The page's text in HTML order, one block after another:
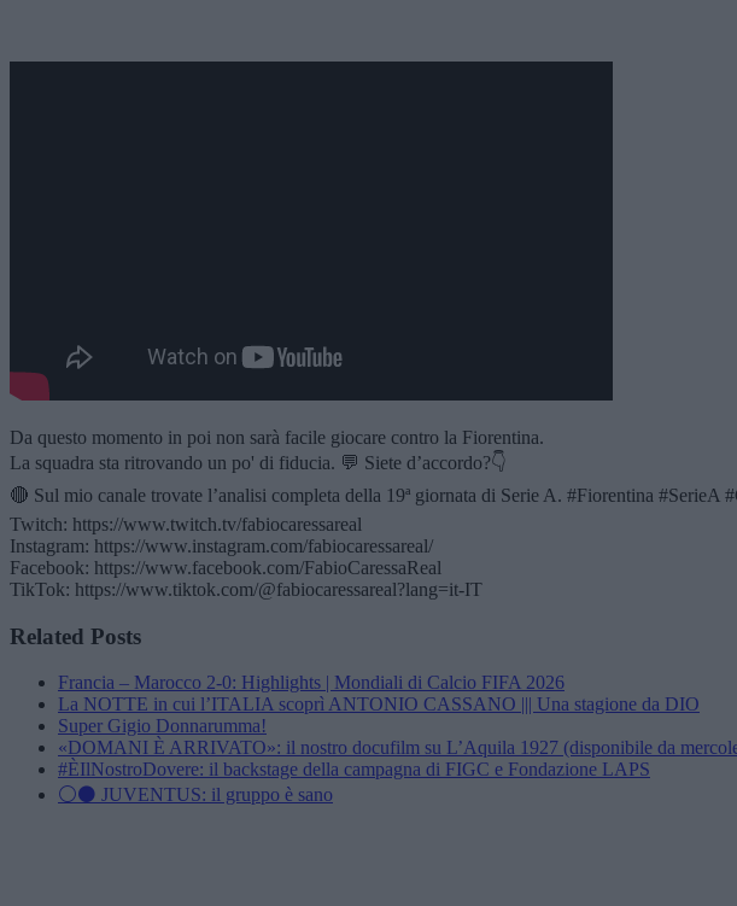
Da questo momento in poi non sarà facile giocare contro la Fiorentina.
La squadra sta ritrovando un po' di fiducia. 💬 Siete d’accordo?👇
🔴 Sul mio canale trovate l’analisi completa della 19ª giornata di Serie A. #Fiorentina #SerieA
Twitch: https://www.twitch.tv/fabiocaressareal
Instagram: https://www.instagram.com/fabiocaressareal/
Facebook: https://www.facebook.com/FabioCaressaReal
TikTok: https://www.tiktok.com/@fabiocaressareal?lang=it-IT
Related Posts
Francia – Marocco 2-0: Highlights | Mondiali di Calcio FIFA 2026
La NOTTE in cui l’ITALIA scoprì ANTONIO CASSANO ||| Una stagione da DIO
Super Gigio Donnarumma!
«DOMANI È ARRIVATO»: il nostro docufilm su L’Aquila 1927 (disponibile da
#ÈIlNostroDovere: il backstage della campagna di FIGC e Fondazione LAPS
⚪⚫️ JUVENTUS: il gruppo è sano